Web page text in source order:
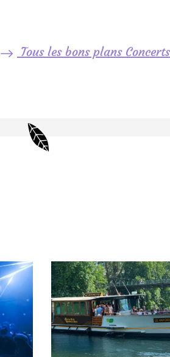
Tous les bons plans